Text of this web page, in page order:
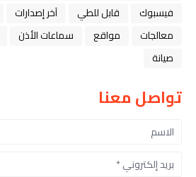
فيسبوك
قابل للطي آخر إصدارات
معالجات
مواقع سماعات الأذن
صيانة
تواصل معنا